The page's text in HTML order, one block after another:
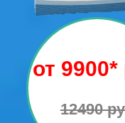
от 9900*
12490